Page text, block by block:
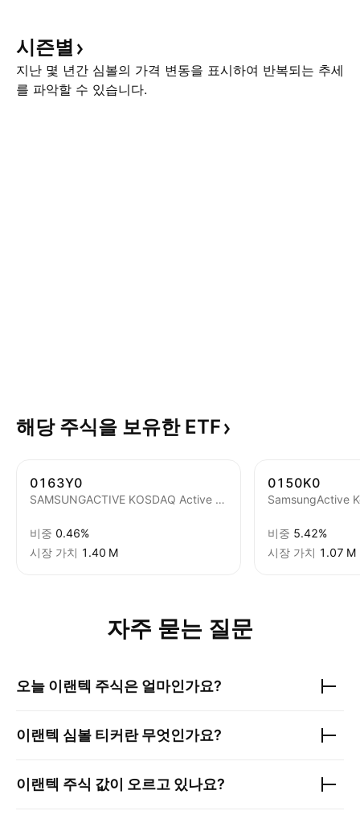
시즌별
지난 몇 년간 심볼의 가격 변동을 표시하여 반복되는 추세
를 파악할 수 있습니다.
해당 주식을 보유한 ETF
0163Y0
SAMSUNGACTIVE KOSDAQ Active ETF Units
비중 0.46%
시장 가치 ‪1.40 M‬
0150K0
비중 5.42%
시장 가치 ‪1.07 M‬
자주 묻는 질문
오늘 이랜텍 주식은 얼마인가요?
이랜텍 심볼 티커란 무엇인가요?
이랜텍 주식 값이 오르고 있나요?